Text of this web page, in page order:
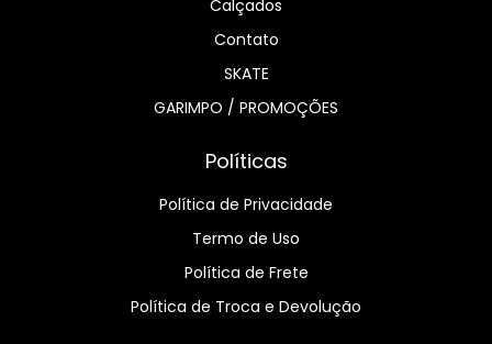
Calçados
Contato
SKATE
GARIMPO / PROMOÇÕES
Políticas
Política de Privacidade
Termo de Uso
Política de Frete
Política de Troca e Devolução